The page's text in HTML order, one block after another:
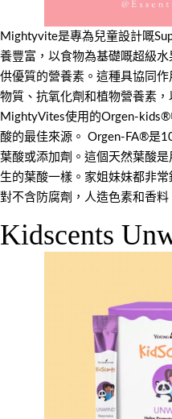
Mightyvite是專為兒童設計嘅
養豐富，以食物為基礎嘅超級
供優質的營養素。這種具協同
物質、抗氧化劑和植物營養素，
MightyVites使用的Orgen-
酸的最佳來源。 Orgen-FA®是
葉酸或添加劑。這個天然葉酸
生的葉酸一樣。家姐妹妹都非
對不含防腐劑，人造色素和香料
Kidscents